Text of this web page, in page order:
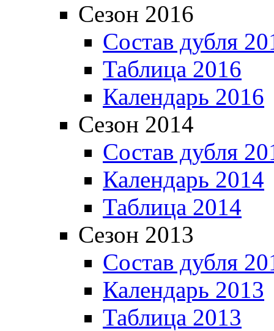
Сезон 2016
Состав дубля
Таблица 2016
Календарь 2016
Сезон 2014
Состав дубля
Календарь 2014
Таблица 2014
Сезон 2013
Состав дубля
Календарь 2013
Таблица 2013